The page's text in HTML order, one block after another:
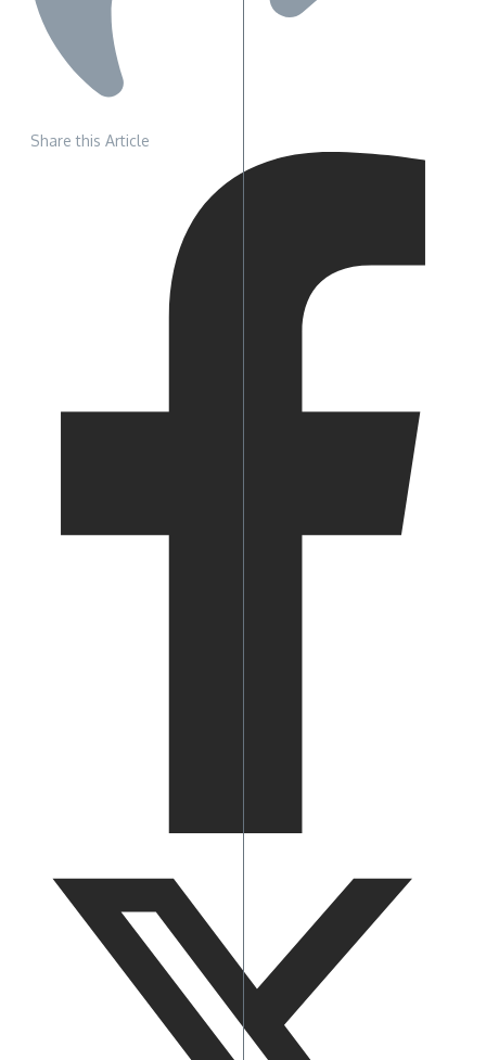
Share this Article